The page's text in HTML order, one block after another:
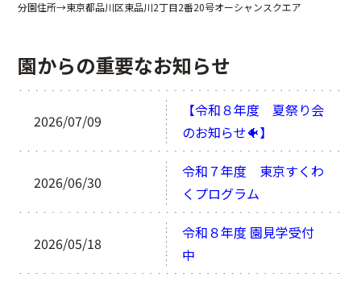
分園住所→東京都品川区東品川2丁目2番20号オーシャンスクエア
園からの重要なお知らせ
2026/07/09
【令和８年度 夏祭り会
のお知らせ🐠】
2026/06/30
令和７年度 東京すくわ
くプログラム
2026/05/18
令和８年度 園見学受付
中